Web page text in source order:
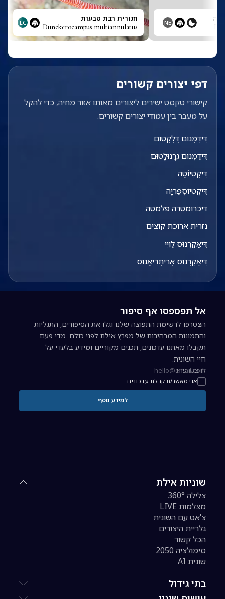
NE חגורית רבת טבעות
Dunckerocampus multiannulatus
LC
דפי יצורים קשורים
קישורי טקסט ישירים ליצורים מאותו אזור מחיה, כדי להקל
על מעבר בין עמודי יצורים קשורים.
דִּידֶמְנוּם דֶּלֶקְטוּם
דִּידֶמְנוּם גְּרָנוּלָטוּם
דִּיקְטְיוֹטָה
דִּיקְטְיוֹסְפֵרְיָה
דיכרומטרה פלמטה
נזרית ארוכת קוצים
דִּיאַקַרְנוּס לֵוִיִי
דִּיאַקַרְנוּס אֶרִיתְרֵיאָנוּס
שוניות אילת
צלילה 360°
מצלמות LIVE
צ'אט עם השונית
גלריית היצורים
הכל קשור
סימולציה 2050
שונית AI
בתי גידול
אל תפספסו אף סיפור
הצטרפו לרשימת התפוצה שלנו וגלו את הסיפורים, התגליות
והתמונות המרהיבות של מפרץ אילת לפני כולם. מדי פעם
תקבלו מאתנו עדכונים, תכנים מקוריים ומידע בלעדי על
חיי השונית.
כתובת אימייל להרשמה לניוזלטר
אני מאשר/ת קבלת עדכונים
להצטרפות
למידע נוסף